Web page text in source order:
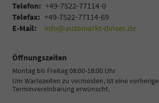
Telefon: +49-7522-77114-0
Telefax: +49-7522-77114-69
E-Mail:
info@automarkt-dinser.de
Öffnungszeiten
Montag bis Freitag 08:00-18:00 Uhr
Um Wartezeiten zu vermeiden, ist eine vorherige
Terminvereinbarung erwünscht.